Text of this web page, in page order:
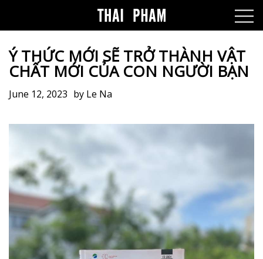
Ý THỨC MỚI SẼ TRỞ THÀNH VẬT
CHẤT MỚI CỦA CON NGƯỜI BẠN
June 12, 2023 by Le Na